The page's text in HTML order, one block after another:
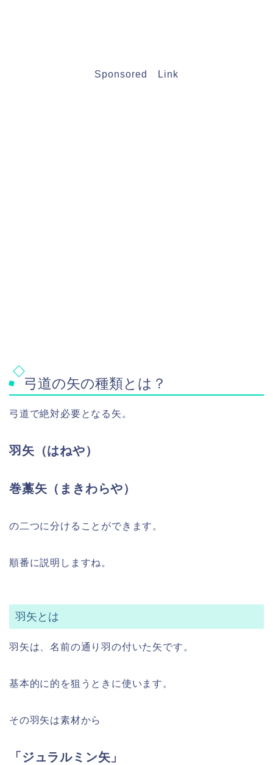
Sponsored Link
弓道の矢の種類とは？
弓道で絶対必要となる矢。
羽矢（はねや）
巻藁矢（まきわらや）
の二つに分けることができます。
順番に説明しますね。
羽矢とは
羽矢は、名前の通り羽の付いた矢です。
基本的に的を狙うときに使います。
その羽矢は素材から
「ジュラルミン矢」